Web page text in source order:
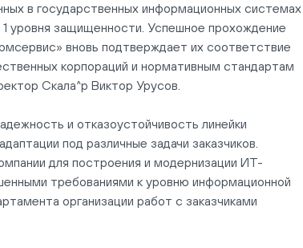
в государственных информационных системах
уровня защищенности. Успешное прохождение
вновь подтверждает их соответствие
корпораций и нормативным стандартам
Скала^р Виктор Урусов.
и отказоустойчивость линейки
под различные задачи заказчиков.
для построения и модернизации ИТ-
требованиями к уровню информационной
организации работ с заказчиками